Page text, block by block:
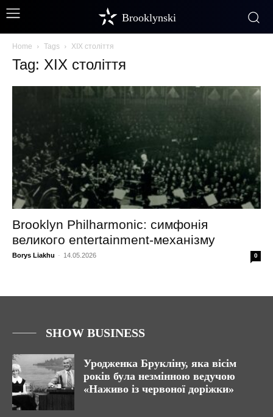
Brooklynski
Home Tags XIX століття
Tag: XIX століття
Brooklyn Philharmonic: симфонія
великого entertainment-механізму
Borys Liakhu - 14.05.2026 0
SHOW BUSINESS
Уродженка Брукліну, яка вісім
років була незмінною ведучою
«Наживо із червоної доріжки»